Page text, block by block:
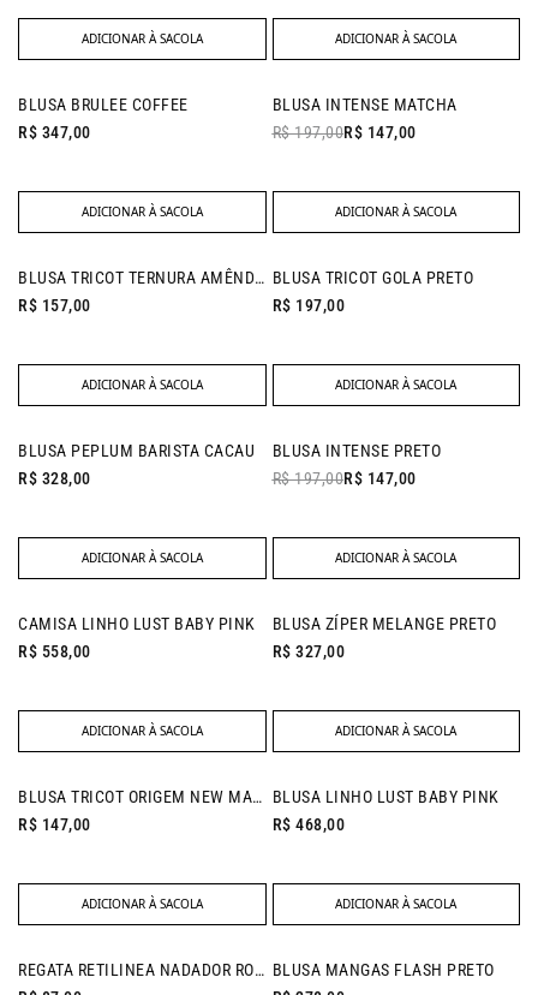
ADICIONAR À SACOLA ADICIONAR À SACOLA
NEW IN
BLUSA BRULEE COFFEE
R$ 347,00
ADICIONAR À SACOLA
- 25% OFF
BLUSA INTENSE MATCHA
R$ 197,00R$ 147,00
ADICIONAR À SACOLA
NEW IN
BLUSA TRICOT TERNURA AMÊNDOA
R$ 157,00
ADICIONAR À SACOLA
BLUSA TRICOT GOLA PRETO
R$ 197,00
ADICIONAR À SACOLA
BLUSA PEPLUM BARISTA CACAU
R$ 328,00
ADICIONAR À SACOLA
- 25% OFF
BLUSA INTENSE PRETO
R$ 197,00R$ 147,00
ADICIONAR À SACOLA
NEW IN
CAMISA LINHO LUST BABY PINK
R$ 558,00
ADICIONAR À SACOLA
BLUSA ZÍPER MELANGE PRETO
R$ 327,00
ADICIONAR À SACOLA
BLUSA TRICOT ORIGEM NEW MARINHO
R$ 147,00
ADICIONAR À SACOLA
NEW IN
BLUSA LINHO LUST BABY PINK
R$ 468,00
ADICIONAR À SACOLA
REGATA RETILINEA NADADOR ROSA CANDY
NEW IN
BLUSA MANGAS FLASH PRETO